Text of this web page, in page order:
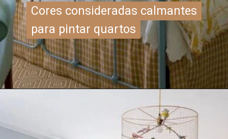
Cores consideradas calmantes
para pintar quartos
Cores consideradas calmantes
para pintar quartos